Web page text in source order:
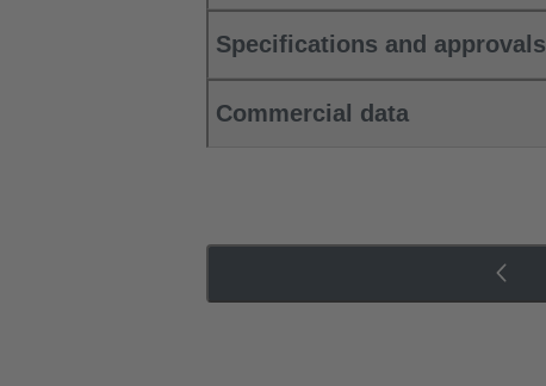
Specifications and approvals
Commercial data